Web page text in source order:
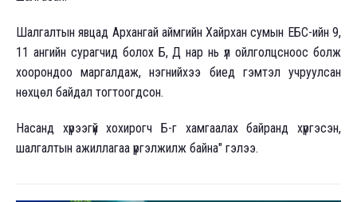
Шалгалтын явцад Архангай аймгийн Хайрхан сумын ЕБС-ийн 9,
11 ангийн сурагчид болох Б, Д нар нь үл ойлголцсноос болж
хоорондоо маргалдаж, нэгнийхээ биед гэмтэл учруулсан
нөхцөл байдал тогтоогдсон.
Насанд хүрээгүй хохирогч Б-г хамгаалах байранд хүргэсэн,
шалгалтын ажиллагаа үргэлжилж байна" гэлээ.